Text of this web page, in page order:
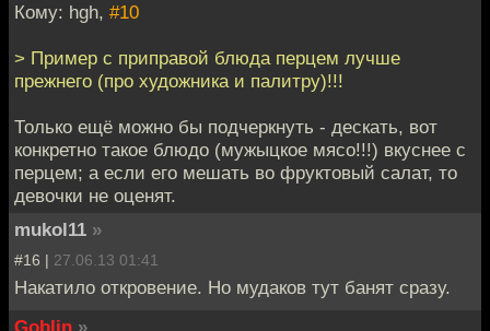
Кому: hgh, #10
> Пример с приправой блюда перцем лучше
прежнего (про художника и палитру)!!!
Только ещё можно бы подчеркнуть - дескать, вот
конкретно такое блюдо (мужыцкое мясо!!!) вкуснее с
перцем; а если его мешать во фруктовый салат, то
девочки не оценят.
mukol11 »
#16 | 27.06.13 01:41
Накатило откровение. Но мудаков тут банят сразу.
Goblin »